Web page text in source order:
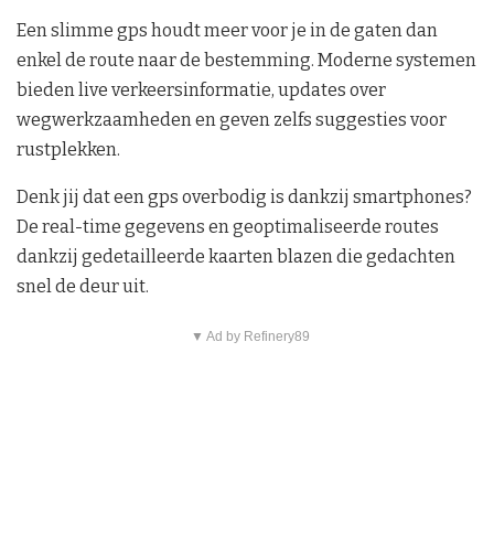
Een slimme gps houdt meer voor je in de gaten dan
enkel de route naar de bestemming. Moderne systemen
bieden live verkeersinformatie, updates over
wegwerkzaamheden en geven zelfs suggesties voor
rustplekken.
Denk jij dat een gps overbodig is dankzij smartphones?
De real-time gegevens en geoptimaliseerde routes
dankzij gedetailleerde kaarten blazen die gedachten
snel de deur uit.
▼ Ad by Refinery89